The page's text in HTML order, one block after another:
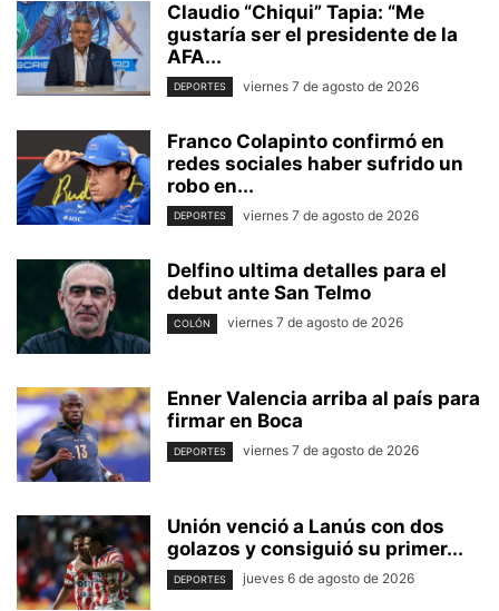
Claudio “Chiqui” Tapia: “Me
gustaría ser el presidente de la
AFA...
DEPORTES viernes 7 de agosto de 2026
Franco Colapinto confirmó en
redes sociales haber sufrido un
robo en...
DEPORTES viernes 7 de agosto de 2026
Delfino ultima detalles para el
debut ante San Telmo
COLÓN viernes 7 de agosto de 2026
Enner Valencia arriba al país para
firmar en Boca
DEPORTES viernes 7 de agosto de 2026
Unión venció a Lanús con dos
golazos y consiguió su primer...
DEPORTES jueves 6 de agosto de 2026